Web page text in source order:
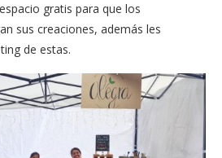
gratis para que los
sus creaciones, además les
de estas.